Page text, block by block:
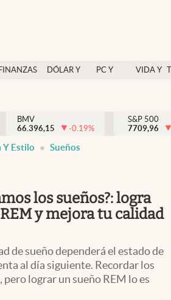
FINANZAS
DÓLAR Y
PC Y
VIDA Y
México
BMV
66.396,15
-0.19%
S&P 500
7709,96
Y Estilo Sueños
los sueños?: logra
y mejora tu calidad
de sueño dependerá el estado de
al día siguiente. Recordar los
lograr un sueño REM lo es